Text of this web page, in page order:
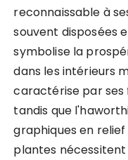
reconnaissable à
souvent disposées
symbolise la
dans les intérieurs
caractérise par ses
tandis que
graphiques en
plantes